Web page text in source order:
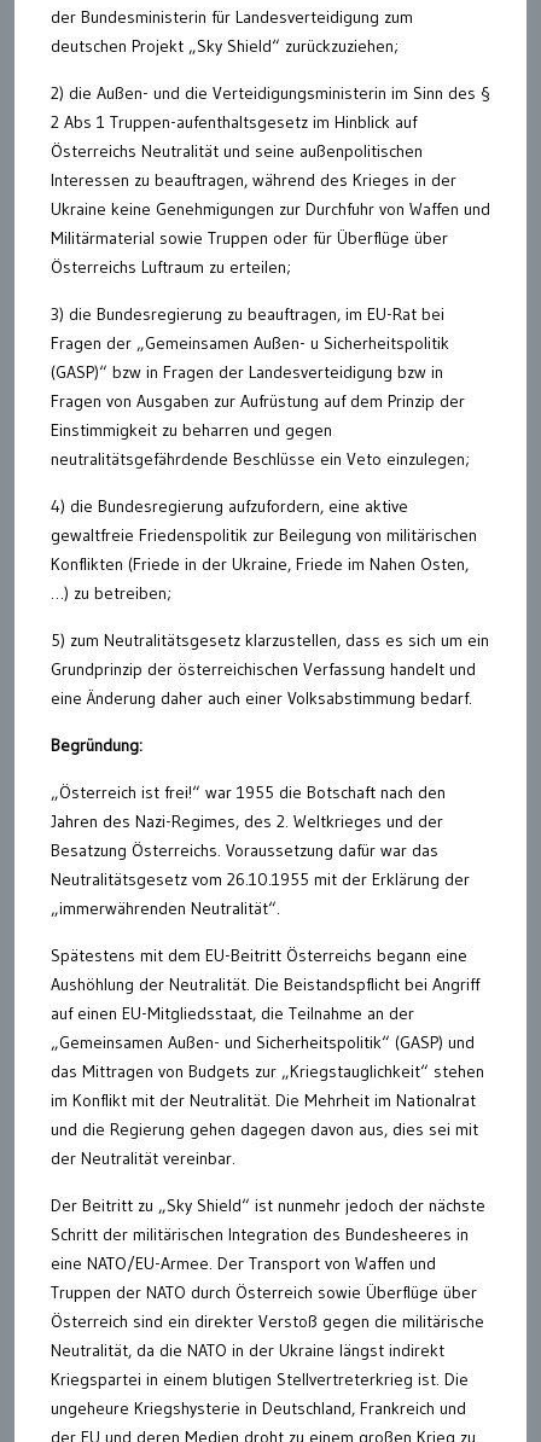
der Bundesministerin für Landesverteidigung zum
deutschen Projekt „Sky Shield“ zurückzuziehen;
2) die Außen- und die Verteidigungsministerin im Sinn des §
2 Abs 1 Truppen-aufenthaltsgesetz im Hinblick auf
Österreichs Neutralität und seine außenpolitischen
Interessen zu beauftragen, während des Krieges in der
Ukraine keine Genehmigungen zur Durchfuhr von Waffen und
Militärmaterial sowie Truppen oder für Überflüge über
Österreichs Luftraum zu erteilen;
3) die Bundesregierung zu beauftragen, im EU-Rat bei
Fragen der „Gemeinsamen Außen- u Sicherheitspolitik
(GASP)“ bzw in Fragen der Landesverteidigung bzw in
Fragen von Ausgaben zur Aufrüstung auf dem Prinzip der
Einstimmigkeit zu beharren und gegen
neutralitätsgefährdende Beschlüsse ein Veto einzulegen;
4) die Bundesregierung aufzufordern, eine aktive
gewaltfreie Friedenspolitik zur Beilegung von militärischen
Konflikten (Friede in der Ukraine, Friede im Nahen Osten,
…) zu betreiben;
5) zum Neutralitätsgesetz klarzustellen, dass es sich um ein
Grundprinzip der österreichischen Verfassung handelt und
eine Änderung daher auch einer Volksabstimmung bedarf.
Begründung:
„Österreich ist frei!“ war 1955 die Botschaft nach den
Jahren des Nazi-Regimes, des 2. Weltkrieges und der
Besatzung Österreichs. Voraussetzung dafür war das
Neutralitätsgesetz vom 26.10.1955 mit der Erklärung der
„immerwährenden Neutralität“.
Spätestens mit dem EU-Beitritt Österreichs begann eine
Aushöhlung der Neutralität. Die Beistandspflicht bei Angriff
auf einen EU-Mitgliedsstaat, die Teilnahme an der
„Gemeinsamen Außen- und Sicherheitspolitik“ (GASP) und
das Mittragen von Budgets zur „Kriegstauglichkeit“ stehen
im Konflikt mit der Neutralität. Die Mehrheit im Nationalrat
und die Regierung gehen dagegen davon aus, dies sei mit
der Neutralität vereinbar.
Der Beitritt zu „Sky Shield“ ist nunmehr jedoch der nächste
Schritt der militärischen Integration des Bundesheeres in
eine NATO/EU-Armee. Der Transport von Waffen und
Truppen der NATO durch Österreich sowie Überflüge über
Österreich sind ein direkter Verstoß gegen die militärische
Neutralität, da die NATO in der Ukraine längst indirekt
Kriegspartei in einem blutigen Stellvertreterkrieg ist. Die
ungeheure Kriegshysterie in Deutschland, Frankreich und
der EU und deren Medien droht zu einem großen Krieg zu